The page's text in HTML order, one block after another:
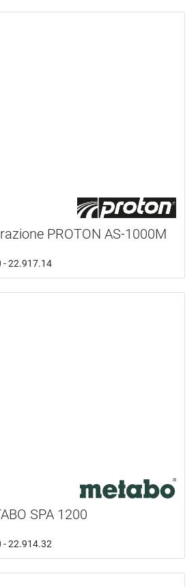
PROTON AS-1000M
- 22.917.14
SPA 1200
- 22.914.32